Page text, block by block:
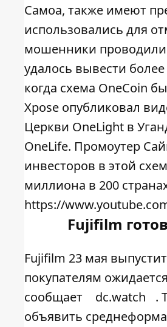
Самоа, также имеют
использовались для
мошенники проводили
удалось вывести
когда схема OneCoin
Xpose опубликовал
Церкви OneLight в
OneLife. Промоутер
инвесторов в этой
миллиона в 200
https://
Fujifilm
Fujifilm 23 мая
покупателям
сообщает
dc.watch
.
объявить